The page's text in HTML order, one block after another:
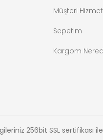
Müşteri
Sepetim
Kargom
256bit SSL sertifikası